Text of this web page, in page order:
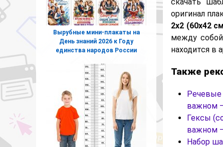
оригинал
2х2 (60х42
между
находится в
Также
Речевые
важном
Гексы
важном
Набор
Вырубные мини-плакаты на
День знаний 2026 к Году
единства народов России